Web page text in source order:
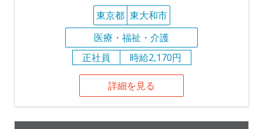
東京都 東大和市
医療・福祉・介護
正社員
時給2,170円
詳細を見る